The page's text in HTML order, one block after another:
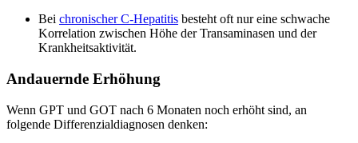
Bei chronischer C-Hepatitis besteht oft nur eine schwache
Korrelation zwischen Höhe der Transaminasen und der
Krankheitsaktivität.
Andauernde Erhöhung
Wenn GPT und GOT nach 6 Monaten noch erhöht sind, an
folgende Differenzialdiagnosen denken: